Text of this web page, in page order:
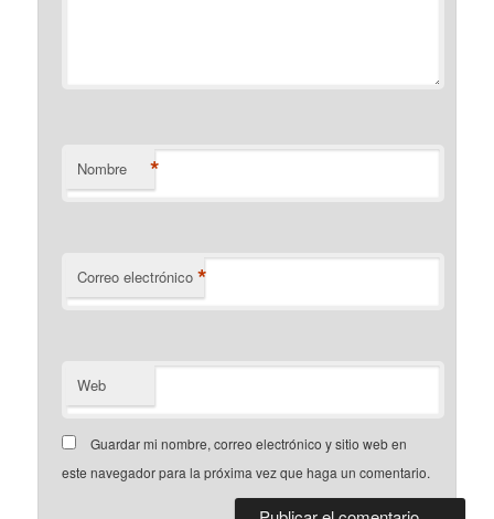
Nombre *
Correo electrónico *
Web
Guardar mi nombre, correo electrónico y sitio web en
este navegador para la próxima vez que haga un comentario.